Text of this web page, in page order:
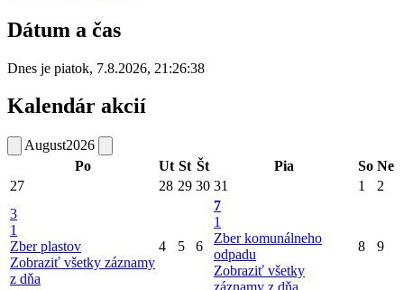
Dátum a čas
Dnes je piatok, 7.8.2026, 21:26:38
Kalendár akcií
August2026
Po
Ut St Št Pia So Ne
27
28 29 30 31 1
2
3
1
Zber plastov
Zobraziť všetky záznamy
z dňa
4 5 6
7
1
Zber komunálneho
odpadu
Zobraziť všetky
8 9